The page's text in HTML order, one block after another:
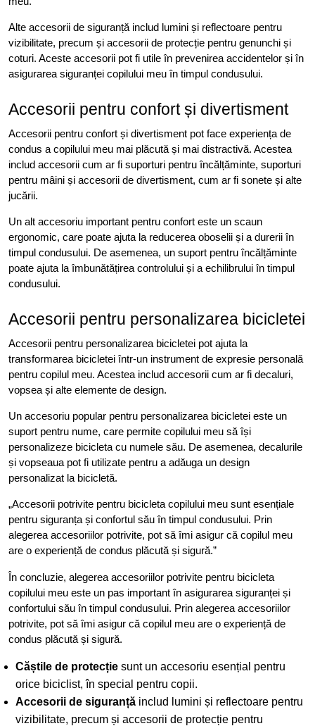
Alte accesorii de siguranță includ lumini și reflectoare pentru
vizibilitate, precum și accesorii de protecție pentru genunchi și
coturi. Aceste accesorii pot fi utile în prevenirea accidentelor și în
asigurarea siguranței copilului meu în timpul condusului.
Accesorii pentru confort și divertisment
Accesorii pentru confort și divertisment pot face experiența de
condus a copilului meu mai plăcută și mai distractivă. Acestea
includ accesorii cum ar fi suporturi pentru încălțăminte, suporturi
pentru mâini și accesorii de divertisment, cum ar fi sonete și alte
jucării.
Un alt accesoriu important pentru confort este un scaun
ergonomic, care poate ajuta la reducerea oboselii și a durerii în
timpul condusului. De asemenea, un suport pentru încălțăminte
poate ajuta la îmbunătățirea controlului și a echilibrului în timpul
condusului.
Accesorii pentru personalizarea bicicletei
Accesorii pentru personalizarea bicicletei pot ajuta la
transformarea bicicletei într-un instrument de expresie personală
pentru copilul meu. Acestea includ accesorii cum ar fi decaluri,
vopsea și alte elemente de design.
Un accesoriu popular pentru personalizarea bicicletei este un
suport pentru nume, care permite copilului meu să își
personalizeze bicicleta cu numele său. De asemenea, decalurile
și vopseaua pot fi utilizate pentru a adăuga un design
personalizat la bicicletă.
„Accesorii potrivite pentru bicicleta copilului meu sunt esențiale
pentru siguranța și confortul său în timpul condusului. Prin
alegerea accesoriilor potrivite, pot să îmi asigur că copilul meu
are o experiență de condus plăcută și sigură.”
În concluzie, alegerea accesoriilor potrivite pentru bicicleta
copilului meu este un pas important în asigurarea siguranței și
confortului său în timpul condusului. Prin alegerea accesoriilor
potrivite, pot să îmi asigur că copilul meu are o experiență de
condus plăcută și sigură.
Căștile de protecție sunt un accesoriu esențial pentru
orice biciclist, în special pentru copii.
Accesorii de siguranță includ lumini și reflectoare pentru
vizibilitate, precum și accesorii de protecție pentru